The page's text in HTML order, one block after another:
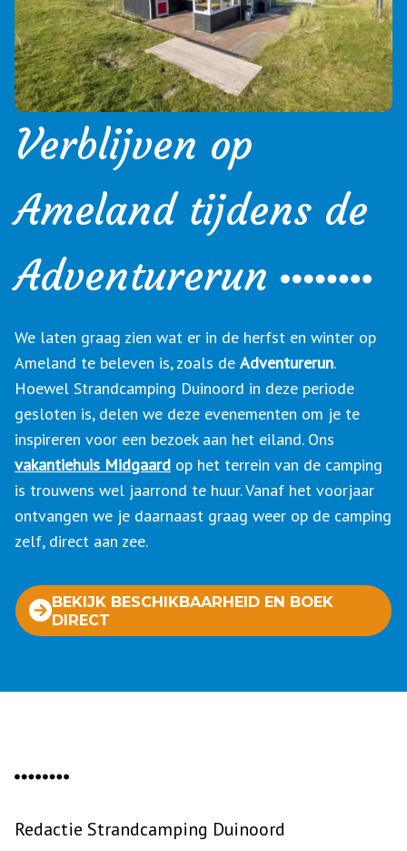
Verblijven op
Ameland tijdens de
Adventurerun
We laten graag zien wat er in de herfst en winter op
Ameland te beleven is, zoals de Adventurerun.
Hoewel Strandcamping Duinoord in deze periode
gesloten is, delen we deze evenementen om je te
inspireren voor een bezoek aan het eiland. Ons
vakantiehuis Midgaard op het terrein van de camping
is trouwens wel jaarrond te huur. Vanaf het voorjaar
ontvangen we je daarnaast graag weer op de camping
zelf, direct aan zee.
BEKIJK BESCHIKBAARHEID EN BOEK
DIRECT
Redactie Strandcamping Duinoord